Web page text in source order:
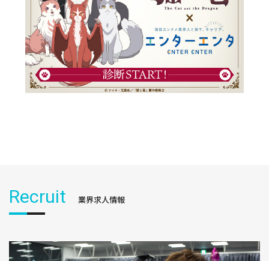
Recruit 業界求人情報